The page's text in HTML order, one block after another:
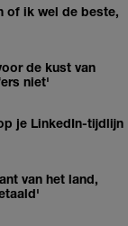
of ik wel de beste,
de kust van
niet'
je LinkedIn-tijdlijn
van het land,